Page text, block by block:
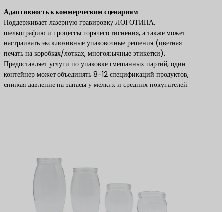
​Адаптивность к коммерческим сценариям​
Поддерживает лазерную гравировку ЛОГОТИПА,
шелкографию и процессы горячего тиснения, а также может
настраивать эксклюзивные упаковочные решения (цветная
печать на коробках/лотках, многоязычные этикетки).
Предоставляет услуги по упаковке смешанных партий, один
контейнер может объединять 8-12 спецификаций продуктов,
снижая давление на запасы у мелких и средних покупателей.